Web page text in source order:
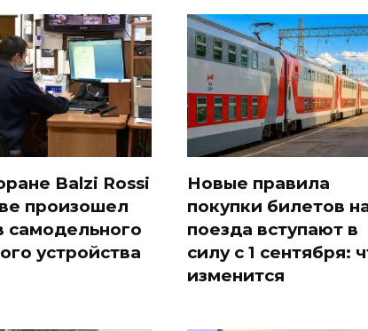
Balzi Rossi
произошел
самодельного
устройства
Новые правила
покупки билетов
поезда вступают в
силу с 1 сентября:
изменится